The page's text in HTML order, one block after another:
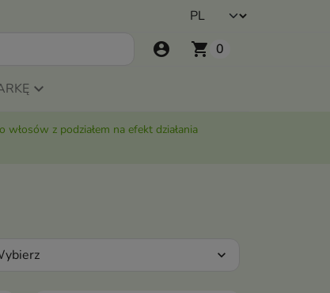
account_circle shopping_cart 0
włosów z podziałem na efekt działania
expand_more